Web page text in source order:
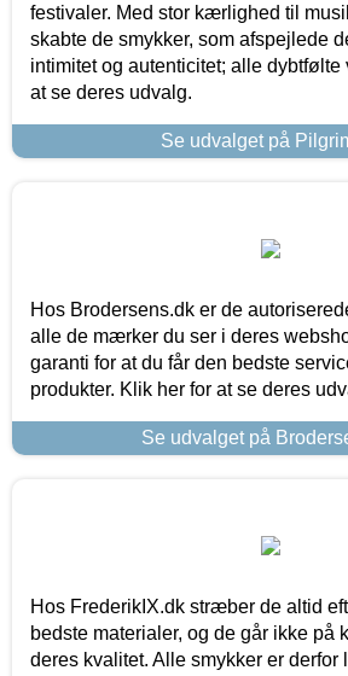
festivaler. Med stor kærlighed til
skabte de smykker, som afspejlede
intimitet og autenticitet; alle
at se deres udvalg.
Se udvalget på
Hos Brodersens.dk er de
alle de mærker du ser i deres
garanti for at du får den bedste
produkter. Klik her for at se deres
Se udvalget på
Hos FrederikIX.dk stræber de altid
bedste materialer, og de går ikke på
deres kvalitet. Alle smykker er derfor